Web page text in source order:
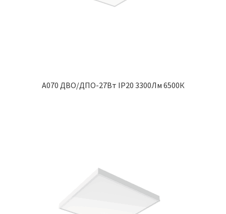
A070 ДВО/ДПО-27Вт IP20 3300Лм 6500К